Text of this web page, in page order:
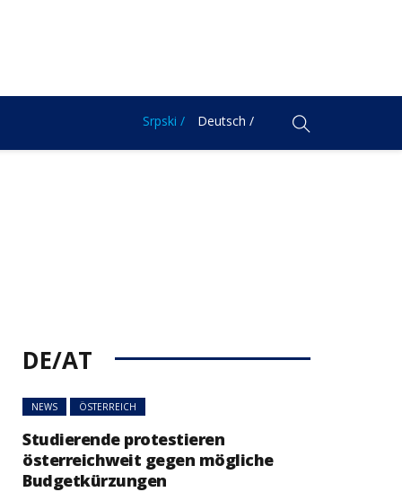
Srpski / Deutsch /
DE/AT
NEWS ÖSTERREICH
Studierende protestieren
österreichweit gegen mögliche
Budgetkürzungen